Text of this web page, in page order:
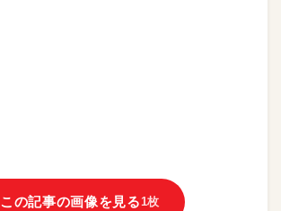
この記事の画像を見る1枚